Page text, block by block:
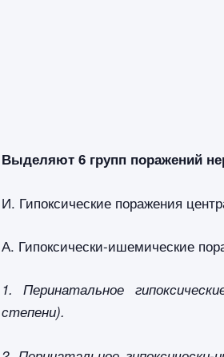
Выделяют 6 групп поражений
И. Гипоксические поражения
А. Гипоксически-ишемические
1. Перинатальное
степени).